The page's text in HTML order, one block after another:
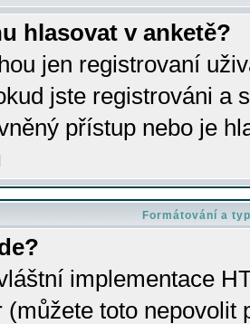
hlasovat v anketě?
jen registrovaní
jste registrováni a
přístup nebo je
Formátování a
implementace
(můžete toto